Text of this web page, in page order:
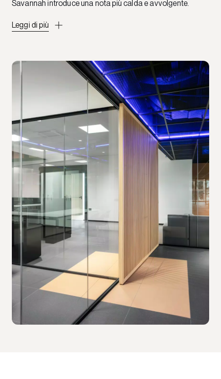
Savannah introduce una nota più calda e avvolgente.
Leggi di più